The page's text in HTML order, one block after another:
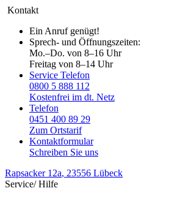
Kontakt
Ein Anruf genügt!
Sprech- und Öffnungszeiten:
Mo.–Do. von 8–16 Uhr
Freitag von 8–14 Uhr
Service Telefon
0800 5 888 112
Kostenfrei im dt. Netz
Telefon
0451 400 89 29
Zum Ortstarif
Kontaktformular
Schreiben Sie uns
Rapsacker 12a, 23556 Lübeck
Service/ Hilfe